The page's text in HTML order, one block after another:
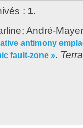
: 1.
; André-
antimony
fault-zone ».